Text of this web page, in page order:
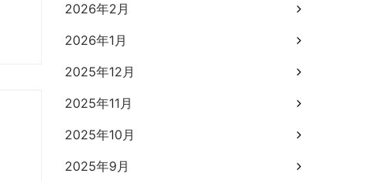
2026年2月
2026年1月
2025年12月
2025年11月
2025年10月
2025年9月